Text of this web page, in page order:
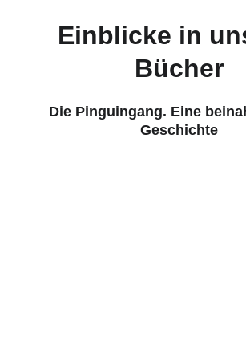
Einblicke in
Bücher
Die Pinguingang. Eine
Geschichte